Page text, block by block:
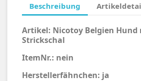
Beschreibung
Artikel: Nicotoy Belgien Hund
Strickschal
ItemNr.: nein
Herstellerfähnchen: ja